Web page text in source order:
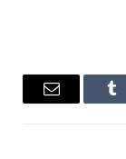
Tumblr
البريد